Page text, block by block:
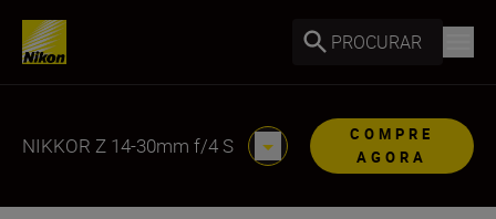
PROCURAR
NIKKOR Z 14-30mm f/4 S
COMPRE
AGORA